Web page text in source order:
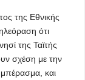
της Εθνικής
ότι
της Ταϊτής
σχέση με την
και